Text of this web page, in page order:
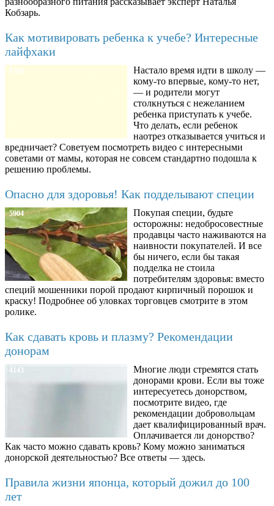
Кобзарь.
Как мотивировать ребенка к учебе? Интересные
лайфхаки
8780
Настало время идти в школу —
кому-то впервые, кому-то нет,
— и родители могут
столкнуться с нежеланием
ребенка приступать к учебе.
Что делать, если ребенок
наотрез отказывается учиться и
вредничает? Советуем посмотреть видео с интересными
советами от мамы, которая не совсем стандартно подошла к
решению проблемы.
Опасно для здоровья! Как подделывают специи
5904
Покупая специи, будьте
осторожны: недобросовестные
продавцы часто наживаются на
наивности покупателей. И все
бы ничего, если бы такая
подделка не стоила
потребителям здоровья: вместо
специй мошенники порой продают кирпичный порошок и
краску! Подробнее об уловках торговцев смотрите в этом
ролике.
Как сдавать кровь и плазму? Рекомендации
донорам
4143
Многие люди стремятся стать
донорами крови. Если вы тоже
интересуетесь донорством,
посмотрите видео, где
рекомендации добровольцам
дает квалифицированный врач.
Оплачивается ли донорство?
Как часто можно сдавать кровь? Кому можно заниматься
донорской деятельностью? Все ответы — здесь.
Правила жизни японца, который дожил до 100
лет